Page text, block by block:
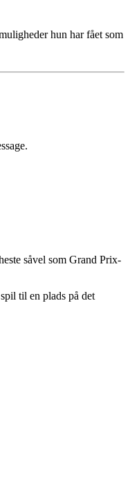
hun har fået som
såvel som Grand Prix-
til en plads på det